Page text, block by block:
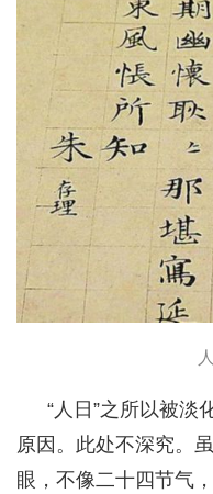
“人日”之所以被淡
原因。此处不深究。
眼，不像二十四节气